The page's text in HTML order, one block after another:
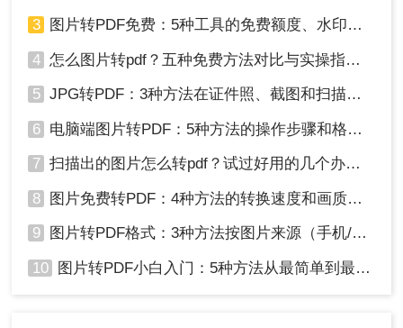
3 图片转PDF免费：5种工具的免费额度、水印和文件限制对比！
4 怎么图片转pdf？五种免费方法对比与实操指南（附详细表格）！
5 JPG转PDF：3种方法在证件照、截图和扫描件上的转换精度差异！
6 电脑端图片转PDF：5种方法的操作步骤和格式保留对比！
7 扫描出的图片怎么转pdf？试过好用的几个办法！
8 图片免费转PDF：4种方法的转换速度和画质损失对比！
9 图片转PDF格式：3种方法按图片来源（手机/相机/截图）选！
10 图片转PDF小白入门：5种方法从最简单到最专业逐步升级！